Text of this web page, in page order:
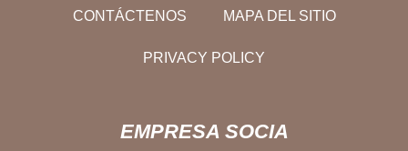
CONTÁCTENOS MAPA DEL SITIO
PRIVACY POLICY
EMPRESA SOCIA